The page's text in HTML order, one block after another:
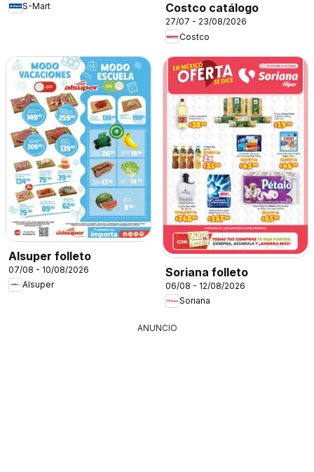
S-Mart
Costco catálogo
27/07 - 23/08/2026
Costco
Alsuper folleto
07/08 - 10/08/2026
Alsuper
Soriana folleto
06/08 - 12/08/2026
Soriana
ANUNCIO